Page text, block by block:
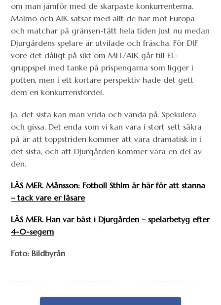
om man jämför med de skarpaste konkurrenterna.
Malmö och AIK satsar med allt de har mot Europa
och matchar på gränsen-tätt hela tiden just nu medan
Djurgårdens spelare är utvilade och fräscha. För DIF
vore det dåligt på sikt om MFF/AIK går till EL-
gruppspel med tanke på prispengarna som ligger i
potten, men i ett kortare perspektiv hade det gett
dem en konkurrensfördel.
Ja, det sista kan man vrida och vända på. Spekulera
och gissa. Det enda som vi kan vara i stort sett säkra
på är att toppstriden kommer att vara dramatisk in i
det sista, och att Djurgården kommer vara en del av
den.
LÄS MER. Månsson: Fotboll Sthlm är här för att stanna
– tack vare er läsare
LÄS MER. Han var bäst i Djurgården – spelarbetyg efter
4-0-segern
Foto: Bildbyrån